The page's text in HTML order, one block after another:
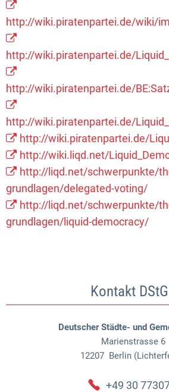
http://wiki.piratenpartei.de/wiki/
http://wiki.piratenpartei.de/
http://wiki.piratenpartei.de/
http://wiki.piratenpartei.de/
http://wiki.piratenpartei.de/
http://wiki.liqd.net/
http://liqd.net/schwerpunkte/
grundlagen/delegated-voting/
http://liqd.net/schwerpunkte/
grundlagen/liquid-democracy/
Kontakt
Deutscher Städte- und
Marienstrasse 6
12207 Berlin
+49 30